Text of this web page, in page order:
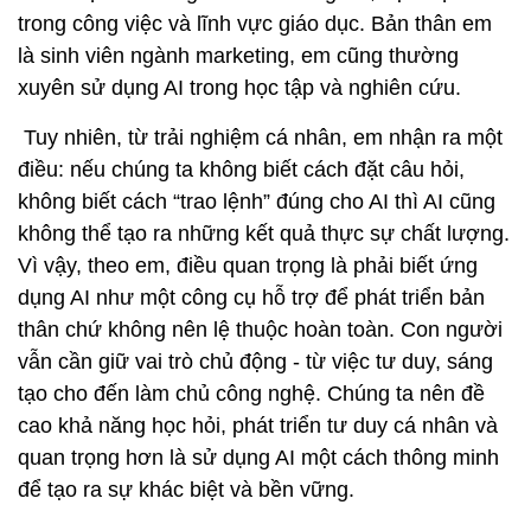
trong công việc và lĩnh vực giáo dục. Bản thân em
là sinh viên ngành marketing, em cũng thường
xuyên sử dụng AI trong học tập và nghiên cứu.
Tuy nhiên, từ trải nghiệm cá nhân, em nhận ra một
điều: nếu chúng ta không biết cách đặt câu hỏi,
không biết cách “trao lệnh” đúng cho AI thì AI cũng
không thể tạo ra những kết quả thực sự chất lượng.
Vì vậy, theo em, điều quan trọng là phải biết ứng
dụng AI như một công cụ hỗ trợ để phát triển bản
thân chứ không nên lệ thuộc hoàn toàn. Con người
vẫn cần giữ vai trò chủ động - từ việc tư duy, sáng
tạo cho đến làm chủ công nghệ. Chúng ta nên đề
cao khả năng học hỏi, phát triển tư duy cá nhân và
quan trọng hơn là sử dụng AI một cách thông minh
để tạo ra sự khác biệt và bền vững.